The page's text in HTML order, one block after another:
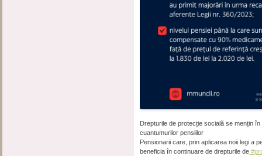
Drepturile de protecție socială se mențin
cuantumurilor pensiilor
Pensionarii care, prin aplicarea noii legi a
beneficia în continuare de drepturile de